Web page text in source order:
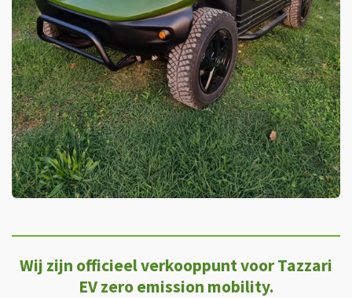
Wij zijn officieel verkooppunt voor Tazzari
EV zero emission mobility.